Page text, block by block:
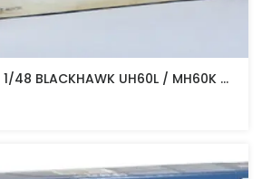
MODELO A ESCALA 1/48 BLACKHAWK UH60L / MH60K MINICRAFT